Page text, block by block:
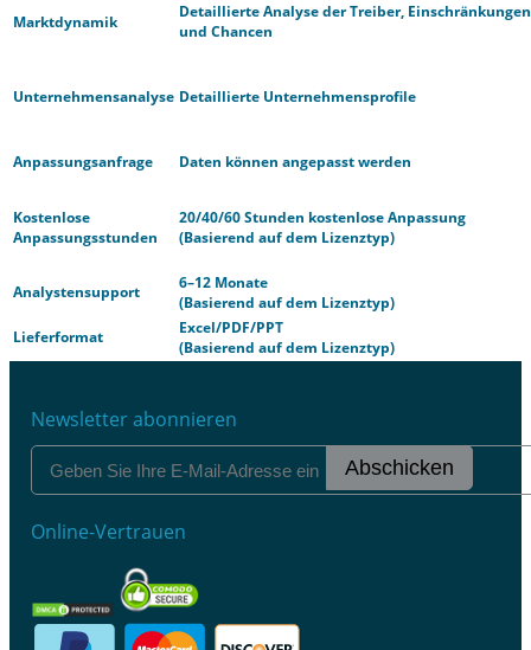
Marktdynamik
Detaillierte Analyse der Treiber, Einschränkungen
und Chancen
Unternehmensanalyse Detaillierte Unternehmensprofile
Anpassungsanfrage Daten können angepasst werden
Kostenlose
Anpassungsstunden
20/40/60 Stunden kostenlose Anpassung
(Basierend auf dem Lizenztyp)
Analystensupport
6–12 Monate
(Basierend auf dem Lizenztyp)
Lieferformat
Excel/PDF/PPT
(Basierend auf dem Lizenztyp)
Newsletter abonnieren
Abschicken
Online-Vertrauen